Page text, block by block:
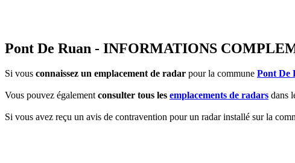
Pont De Ruan - INFORMATIONS
Si vous connaissez un emplacement de radar pour la commune Pont De
Vous pouvez égalementconsulter tous les emplacements de radars dans
Si vous avez reçu un avis de contravention pour un radar installé sur la